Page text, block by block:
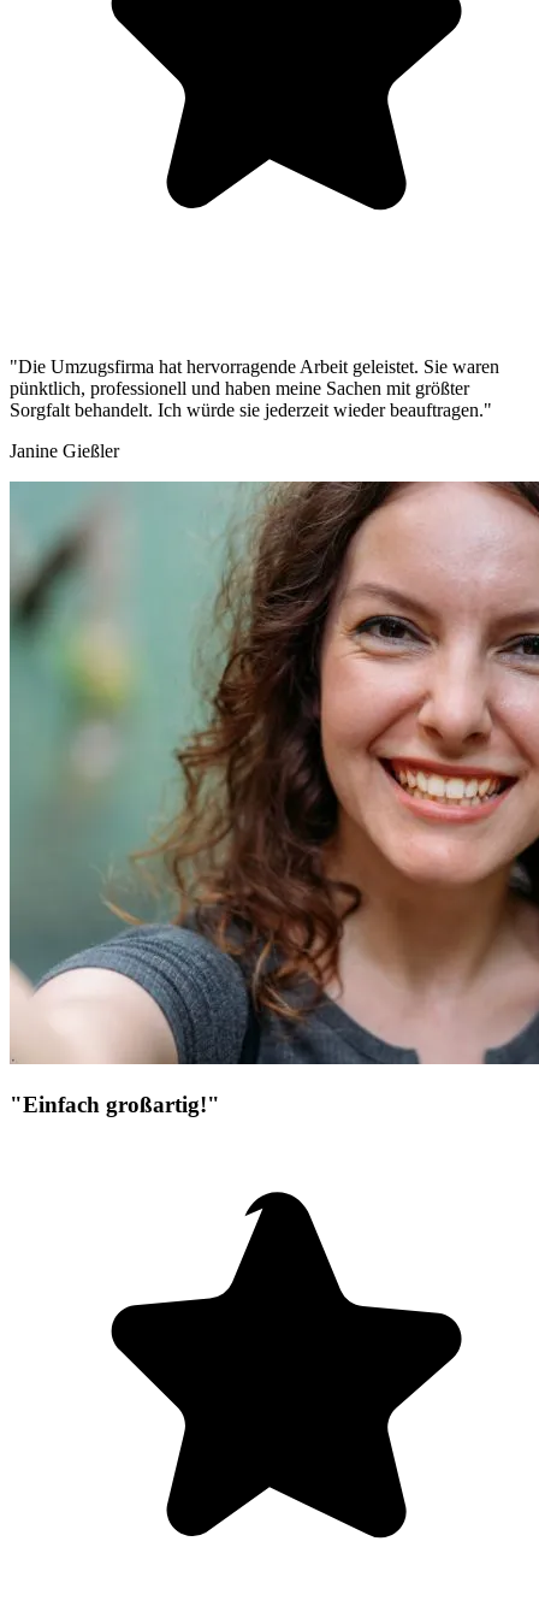
"Die Umzugsfirma hat hervorragende Arbeit geleistet. Sie waren
pünktlich, professionell und haben meine Sachen mit größter
Sorgfalt behandelt. Ich würde sie jederzeit wieder beauftragen."
Janine Gießler
"Einfach großartig!"